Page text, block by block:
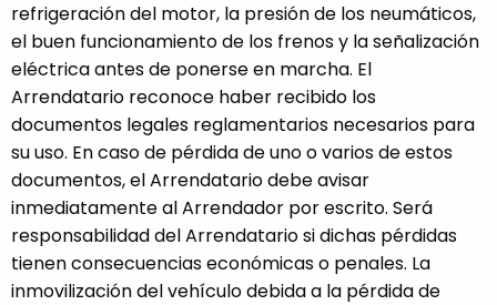
refrigeración del motor, la presión de los neumáticos,
el buen funcionamiento de los frenos y la señalización
eléctrica antes de ponerse en marcha. El
Arrendatario reconoce haber recibido los
documentos legales reglamentarios necesarios para
su uso. En caso de pérdida de uno o varios de estos
documentos, el Arrendatario debe avisar
inmediatamente al Arrendador por escrito. Será
responsabilidad del Arrendatario si dichas pérdidas
tienen consecuencias económicas o penales. La
inmovilización del vehículo debida a la pérdida de